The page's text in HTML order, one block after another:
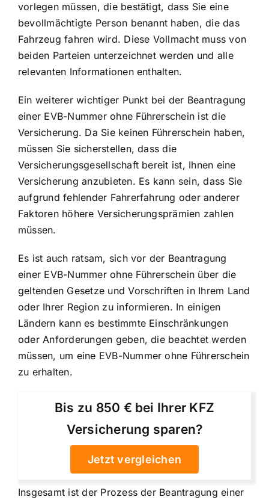
vorlegen müssen, die bestätigt, dass Sie eine
bevollmächtigte Person benannt haben, die das
Fahrzeug fahren wird. Diese Vollmacht muss von
beiden Parteien unterzeichnet werden und alle
relevanten Informationen enthalten.
Ein weiterer wichtiger Punkt bei der Beantragung
einer EVB-Nummer ohne Führerschein ist die
Versicherung. Da Sie keinen Führerschein haben,
müssen Sie sicherstellen, dass die
Versicherungsgesellschaft bereit ist, Ihnen eine
Versicherung anzubieten. Es kann sein, dass Sie
aufgrund fehlender Fahrerfahrung oder anderer
Faktoren höhere Versicherungsprämien zahlen
müssen.
Es ist auch ratsam, sich vor der Beantragung
einer EVB-Nummer ohne Führerschein über die
geltenden Gesetze und Vorschriften in Ihrem Land
oder Ihrer Region zu informieren. In einigen
Ländern kann es bestimmte Einschränkungen
oder Anforderungen geben, die beachtet werden
müssen, um eine EVB-Nummer ohne Führerschein
zu erhalten.
Bis zu 850 € bei Ihrer KFZ
Versicherung sparen?
Jetzt vergleichen
Insgesamt ist der Prozess der Beantragung einer